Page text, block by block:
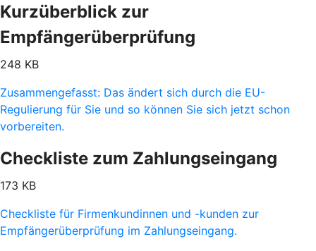
Kurzüberblick zur
Empfängerüberprüfung
248 KB
Zusammengefasst: Das ändert sich durch die EU-
Regulierung für Sie und so können Sie sich jetzt schon
vorbereiten.
Checkliste zum Zahlungseingang
173 KB
Checkliste für Firmenkundinnen und -kunden zur
Empfängerüberprüfung im Zahlungseingang.